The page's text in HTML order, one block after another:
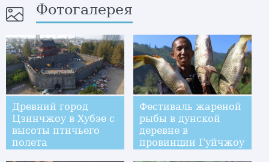
Фотогалерея
Древний город
Цзинчжоу в Хубэе с
высоты птичьего
полета
Фестиваль жареной
рыбы в дунской
деревне в
провинции Гуйчжоу